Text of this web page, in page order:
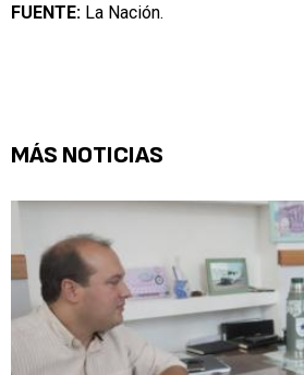
FUENTE: La Nación.
MÁS NOTICIAS